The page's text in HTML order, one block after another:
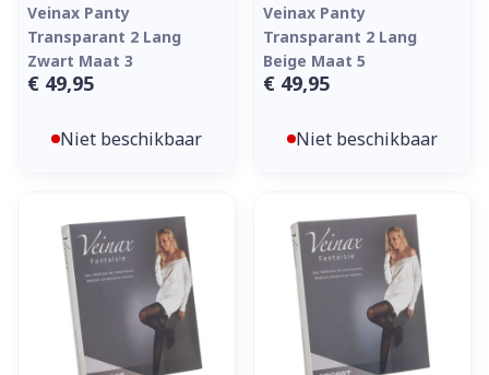
Veinax Panty
Transparant 2 Lang
Zwart Maat 3
€ 49,95
Niet beschikbaar
Veinax Panty
Transparant 2 Lang
Beige Maat 5
€ 49,95
Niet beschikbaar